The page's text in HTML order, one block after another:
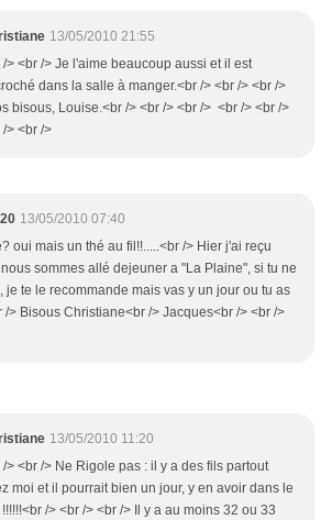
13/05/2010 21:55
/> <br /> Je l'aime beaucoup aussi et il est
dans la salle à manger.<br /> <br /> <br />
bisous, Louise.<br /> <br /> <br /> <br /> <br />
/> <br />
13/05/2010 07:40
oui mais un thé au fil!!.....<br /> Hier j'ai reçu
sommes allé dejeuner a "La Plaine", si tu ne
je te le recommande mais vas y un jour ou tu as
/> Bisous Christiane<br /> Jacques<br /> <br />
13/05/2010 11:20
/> <br /> Ne Rigole pas : il y a des fils partout
moi et il pourrait bien un jour, y en avoir dans le
/> <br /> <br /> Il y a au moins 32 ou 33